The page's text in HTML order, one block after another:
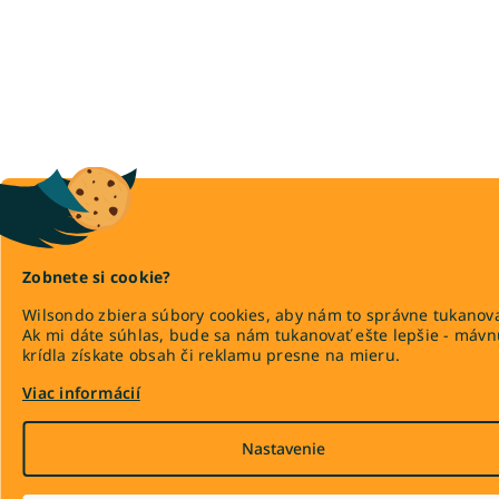
Zobnete si cookie?
Wilsondo zbiera súbory cookies, aby nám to správne
Ak mi dáte súhlas, bude sa nám tukanovať ešte lepšie -
krídla získate obsah či reklamu presne na mieru.
Viac informácií
Nastavenie